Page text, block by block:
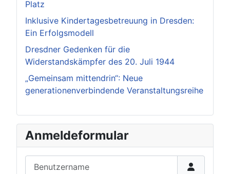
Platz
Inklusive Kindertagesbetreuung in Dresden:
Ein Erfolgsmodell
Dresdner Gedenken für die
Widerstandskämpfer des 20. Juli 1944
„Gemeinsam mittendrin“: Neue
generationenverbindende Veranstaltungsreihe
Anmeldeformular